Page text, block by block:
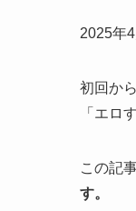
2025年
初回か
「エロ
この記
す。